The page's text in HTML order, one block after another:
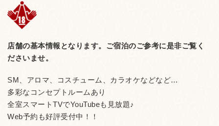
店舗の基本情報となります。 ご宿泊のご参考に是非ご覧く
ださいませ。
SM、アロマ、コスチューム、カラオケなどなど…
多彩なコンセプトルームあり
全室スマートTVでYouTubeも見放題♪
Web予約も好評受付中！！